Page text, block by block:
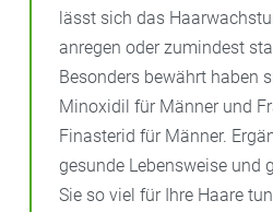
lässt sich das
anregen oder zumindest
Besonders bewährt haben
Minoxidil für Männer und
Finasterid für Männer.
gesunde Lebensweise und
Sie so viel für Ihre Haare